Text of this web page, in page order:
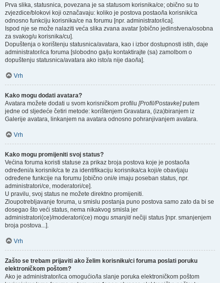
Prva slika, statusnica, povezana je sa statusom korisnika/ce; obično su to
zvjezdice/blokovi koji označavaju: koliko je postova postao/la korisnik/ca
odnosno funkciju korisnika/ce na forumu [npr. administrator/ica].
Ispod nje se može nalaziti veća slika zvana avatar [obično jedinstvena/osobna
za svakog/u korisnika/cu].
Dopuštenja o korištenju statusnica/avatara, kao i izbor dostupnosti istih, daje
administrator/ica foruma [slobodno ga/ju kontaktirajte (sa) zamolbom o
dopuštenju statusnica/avatara ako isto/a nije dao/la].
Vrh
Kako mogu dodati avatara?
Avatara možete dodati u svom korisničkom profilu [Profil/Postavke]putem
jedne od sljedeće četiri metode: korištenjem Gravatara, (iza)biranjem iz
Galerije avatara, linkanjem na avatara odnosno pohranjivanjem avatara.
Vrh
Kako mogu promijeniti svoj status?
Većina foruma koristi statuse za prikaz broja postova koje je postao/la
određeni/a korisnik/ca te za identifikaciju korisnika/ca koji/e obavljaju
određene funkcije na forumu [obično oni/e imaju poseban status, npr.
administratori/ce, moderatori/ce].
U pravilu, svoj status ne možete direktno promijeniti.
Zloupotrebljavanje foruma, u smislu postanja puno postova samo zato da bi se
dosegao što veći status, nema nikakvog smisla jer
administratori(ce)/moderatori(ce) mogu smanjiti nečiji status [npr. smanjenjem
broja postova...].
Vrh
Zašto se trebam prijaviti ako želim korisniku/ci foruma poslati poruku
elektroničkom poštom?
Ako je administrator/ica omogućio/la slanje poruka elektroničkom poštom